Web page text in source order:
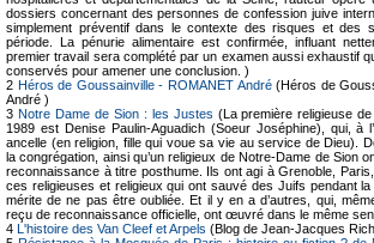
dossiers concernant des personnes de confession juive
simplement préventif dans le contexte des risques et des
période. La pénurie alimentaire est confirmée, influant
premier travail sera complété par un examen aussi exhaustif
conservés pour amener une conclusion. )
2 Héros de Goussainville - ROMANET André(Héros de
André )
3 Notre Dame de Sion : les Justes (La première religieuse
1989 est Denise Paulin-Aguadich (Soeur Joséphine), qui, à
ancelle (en religion, fille qui voue sa vie au service de Dieu).
la congrégation, ainsi qu’un religieux de Notre-Dame de Sion
reconnaissance à titre posthume. Ils ont agi à Grenoble,
ces religieuses et religieux qui ont sauvé des Juifs pendant
mérite de ne pas être oubliée. Et il y en a d’autres, qui,
reçu de reconnaissance officielle, ont œuvré dans le même
4 L'histoire des Van Cleef et Arpels (Blog de Jean-Jacques